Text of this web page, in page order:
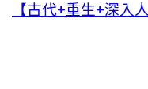
【古代+重生+深入